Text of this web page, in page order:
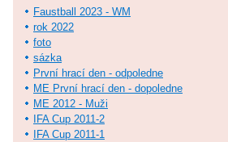
Faustball 2023 - WM
rok 2022
foto
sázka
První hrací den - odpoledne
ME První hrací den - dopoledne
ME 2012 - Muži
IFA Cup 2011-2
IFA Cup 2011-1